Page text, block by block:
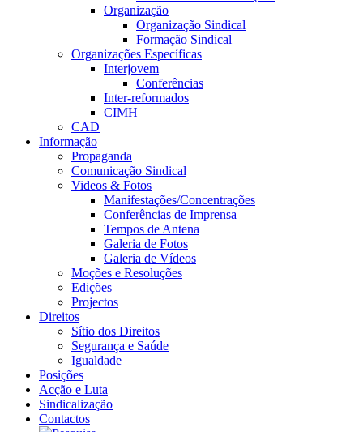
Organização
Organização Sindical
Formação Sindical
Organizações Específicas
Interjovem
Conferências
Inter-reformados
CIMH
CAD
Informação
Propaganda
Comunicação Sindical
Videos & Fotos
Manifestações/Concentrações
Conferências de Imprensa
Tempos de Antena
Galeria de Fotos
Galeria de Vídeos
Moções e Resoluções
Edições
Projectos
Direitos
Sítio dos Direitos
Segurança e Saúde
Igualdade
Posições
Acção e Luta
Sindicalização
Contactos